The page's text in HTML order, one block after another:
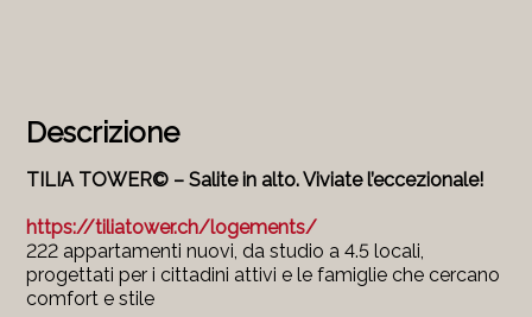
Descrizione
TILIA TOWER© – Salite in alto. Viviate l’eccezionale!
https://tiliatower.ch/logements/
222 appartamenti nuovi, da studio a 4.5 locali,
progettati per i cittadini attivi e le famiglie che cercano
comfort e stile